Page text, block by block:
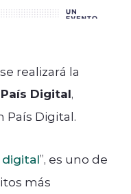
realizará la
Digital,
País Digital.
digital”, es uno de
más